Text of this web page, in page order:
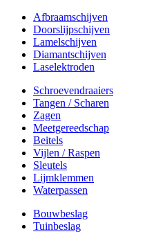
Afbraamschijven
Doorslijpschijven
Lamelschijven
Diamantschijven
Laselektroden
Schroevendraaiers
Tangen / Scharen
Zagen
Meetgereedschap
Beitels
Vijlen / Raspen
Sleutels
Lijmklemmen
Waterpassen
Bouwbeslag
Tuinbeslag